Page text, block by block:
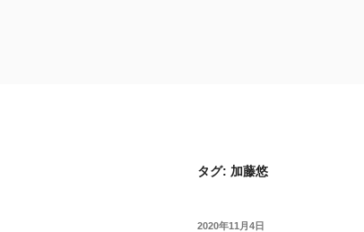
タグ: 加藤悠
投
2020年11月4日